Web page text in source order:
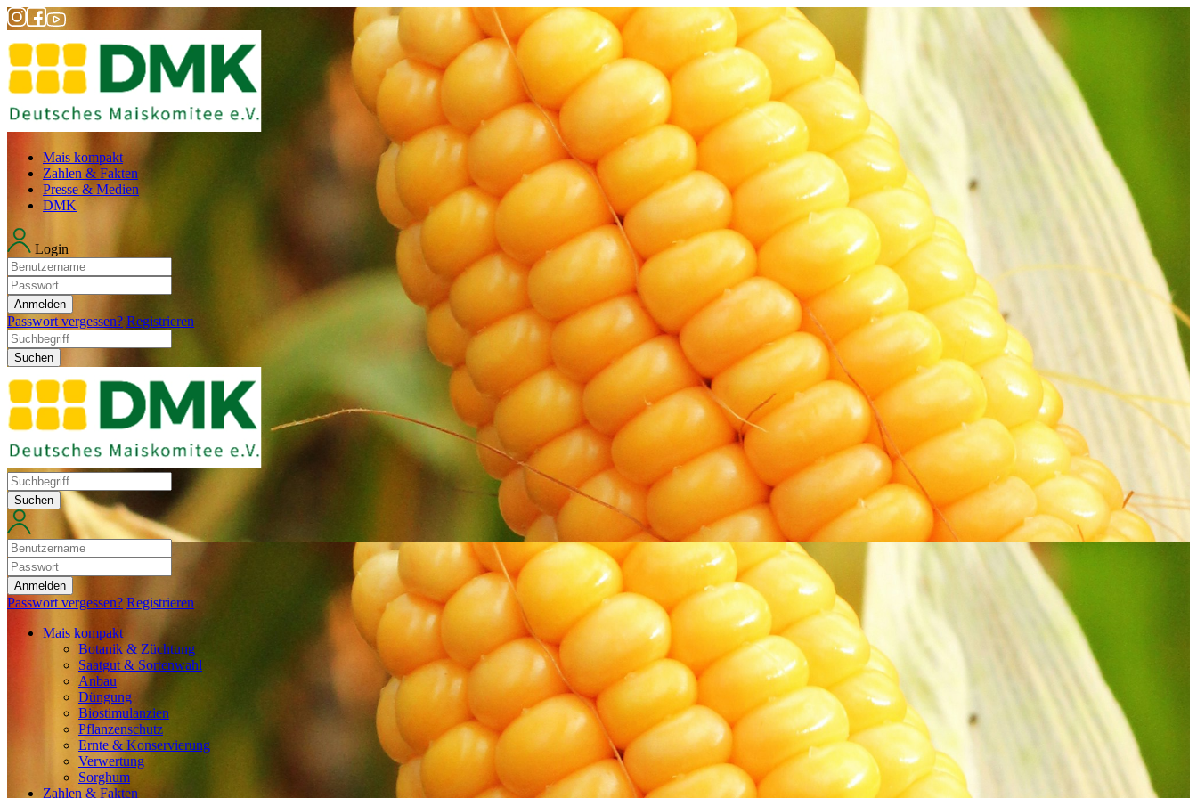
Mais kompakt
Zahlen & Fakten
Presse & Medien
DMK
Login
Anmelden
Passwort vergessen? Registrieren
Suchen
Suchen
Anmelden
Passwort vergessen? Registrieren
Mais kompakt
Botanik & Züchtung
Saatgut & Sortenwahl
Anbau
Düngung
Biostimulanzien
Pflanzenschutz
Ernte & Konservierung
Verwertung
Sorghum
Zahlen & Fakten